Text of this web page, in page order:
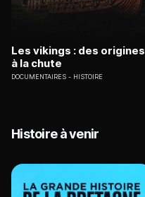
Les vikings : des origines
à la chute
DOCUMENTAIRES HISTOIRE
Histoire à venir